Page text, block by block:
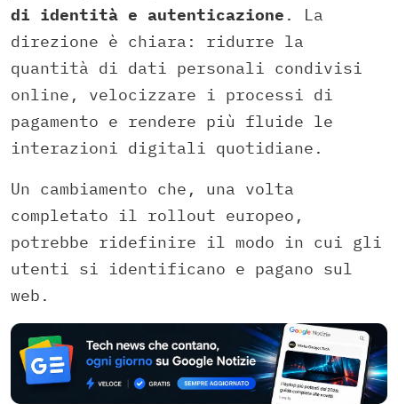
di identità e autenticazione . La
direzione è chiara: ridurre la
quantità di dati personali condivisi
online, velocizzare i processi di
pagamento e rendere più fluide le
interazioni digitali quotidiane.
Un cambiamento che, una volta
completato il rollout europeo,
potrebbe ridefinire il modo in cui gli
utenti si identificano e pagano sul
web.